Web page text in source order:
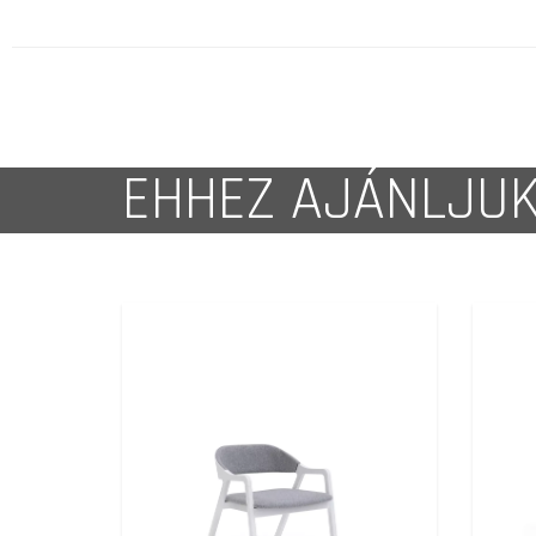
EHHEZ